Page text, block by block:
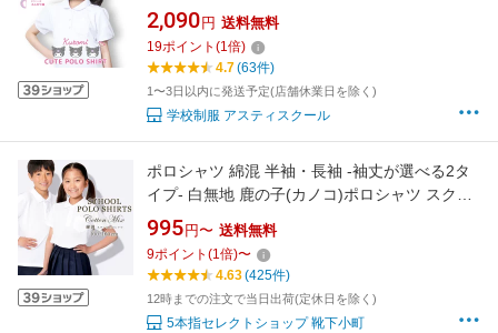
キッズ 子供 ポロシャツ 小学生 中学生 学童 毛
玉 できにくい 抗ピル 防汚 速乾 ふんわり袖 制
服 通園 通学 かわいい サンリオ スクール
2,090 円 送料無料
19ポイント (1倍)
4.7(63件)
1〜3日以内に発送予定(店舗休業日を除く)
学校制服 アスティスクール
ポロシャツ 綿混 半袖・長袖 -袖丈が選べる2タ
イプ- 白無地 鹿の子(カノコ)ポロシャツ スクー
ルポロシャツ 子供用 小さめから大きめまで選
べるキッズ100-160サイズ【RCP】【追跡可能
メール便送料無料】
995 円〜 送料無料
9ポイント (1倍)〜
4.63(425件)
12時までの注文で当日出荷(定休日を除く)
5本指セレクトショップ 靴下小町